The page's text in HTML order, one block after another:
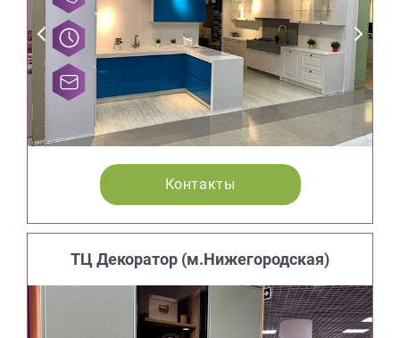
Контакты
ТЦ Декоратор (м.Нижегородская)